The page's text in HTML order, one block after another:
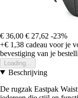
€ 36,00 € 27,62 -23%
+€ 1,38 cadeau voor je
bevestiging van je
Loading...
Beschrijving
De rugzak Eastpak